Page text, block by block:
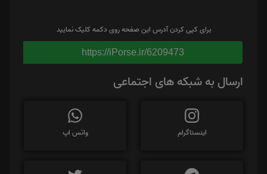
برای کپی کردن آدرس این صفحه روی دکمه کلیک نمایید
https://iPorse.ir/6209473
ارسال به شبکه های اجتماعی
اینستاگرام واتس اپ